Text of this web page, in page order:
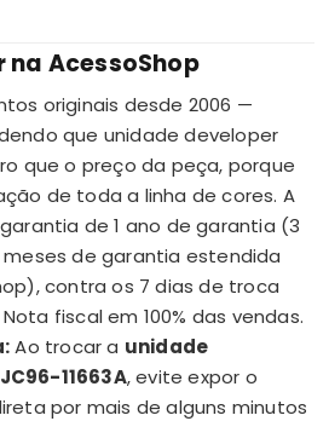
na AcessoShop
originais desde 2006 —
que unidade developer
que o preço da peça, porque
de toda a linha de cores. A
de 1 ano de garantia (3
de garantia estendida
contra os 7 dias de troca
fiscal em 100% das vendas.
Ao trocar a unidade
11663A, evite expor o
por mais de alguns minutos